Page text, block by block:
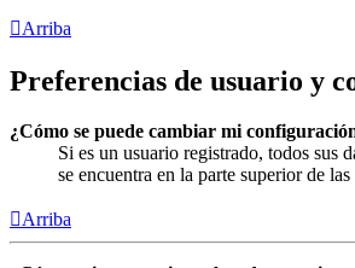
Arriba
Preferencias de usuario y
¿Cómo se puede cambiar mi
Si es un usuario registrado, todos sus
se encuentra en la parte superior de
Arriba